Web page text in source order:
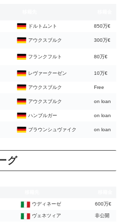
ドルトムント 850万€
アウクスブルク 300万€
フランクフルト 80万€
レヴァークーゼン 10万€
アウクスブルク Free
アウクスブルク on loan
ハンブルガー on loan
ブラウンシュヴァイク on loan
グ
ウディネーゼ 600万€
ヴェネツィア 非公開